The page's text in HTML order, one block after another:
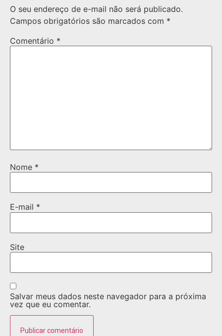
O seu endereço de e-mail não será publicado.
Campos obrigatórios são marcados com *
Comentário *
Nome *
E-mail *
Site
Salvar meus dados neste navegador para a próxima
vez que eu comentar.